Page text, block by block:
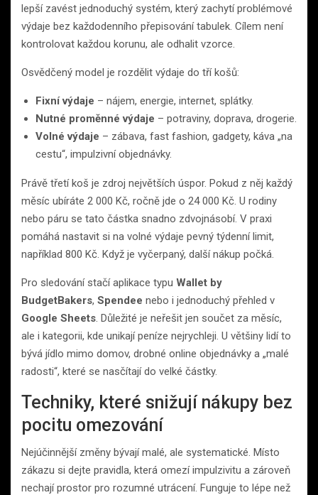
lepší zavést jednoduchý systém, který zachytí problémové
výdaje bez každodenního přepisování tabulek. Cílem není
kontrolovat každou korunu, ale odhalit vzorce.
Osvědčený model je rozdělit výdaje do tří košů:
Fixní výdaje – nájem, energie, internet, splátky.
Nutné proměnné výdaje – potraviny, doprava, drogerie.
Volné výdaje – zábava, fast fashion, gadgety, káva „na
cestu“, impulzivní objednávky.
Právě třetí koš je zdroj největších úspor. Pokud z něj každý
měsíc ubíráte 2 000 Kč, ročně jde o 24 000 Kč. U rodiny
nebo páru se tato částka snadno zdvojnásobí. V praxi
pomáhá nastavit si na volné výdaje pevný týdenní limit,
například 800 Kč. Když je vyčerpaný, další nákup počká.
Pro sledování stačí aplikace typu Wallet by
BudgetBakers, Spendee nebo i jednoduchý přehled v
Google Sheets . Důležité je neřešit jen součet za měsíc,
ale i kategorii, kde unikají peníze nejrychleji. U většiny lidí to
bývá jídlo mimo domov, drobné online objednávky a „malé
radosti“, které se nasčítají do velké částky.
Techniky, které snižují nákupy bez
pocitu omezování
Nejúčinnější změny bývají malé, ale systematické. Místo
zákazu si dejte pravidla, která omezí impulzivitu a zároveň
nechají prostor pro rozumné utrácení. Funguje to lépe než